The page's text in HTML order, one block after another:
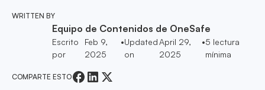
WRITTEN BY
Equipo de Contenidos de OneSafe
Escrito
por
Feb 9,
2025
•Updated
on
April 29,
2025
•5 lectura
mínima
COMPARTE ESTO